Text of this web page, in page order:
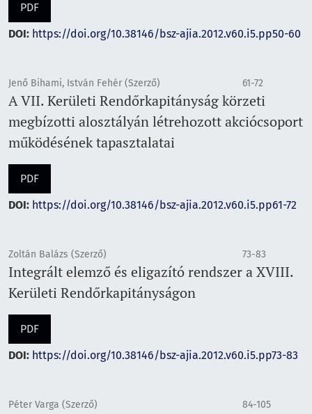
PDF
DOI: https://doi.org/10.38146/bsz-ajia.2012.v60.i5.pp50-60
Jenő Bihami, István Fehér (Szerző) 61-72
A VII. Kerületi Rendőrkapitányság körzeti
megbízotti alosztályán létrehozott akciócsoport
működésének tapasztalatai
PDF
DOI: https://doi.org/10.38146/bsz-ajia.2012.v60.i5.pp61-72
Zoltán Balázs (Szerző) 73-83
Integrált elemző és eligazító rendszer a XVIII.
Kerületi Rendőrkapitányságon
PDF
DOI: https://doi.org/10.38146/bsz-ajia.2012.v60.i5.pp73-83
Péter Varga (Szerző) 84-105